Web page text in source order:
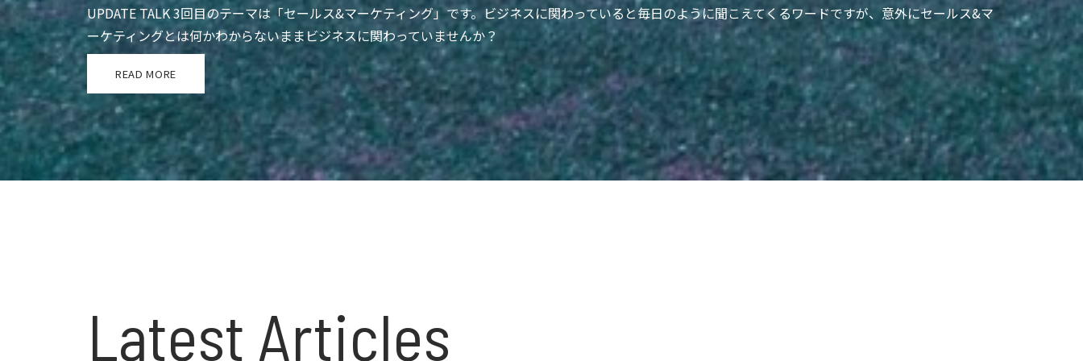
UPDATE TALK 3回目のテーマは「セールス&マーケティング」です。ビジネスに関わっていると毎日のように聞こえてくるワードですが、意外にセールス&マ
ーケティングとは何かわからないままビジネスに関わっていませんか？
READ MORE
Latest Articles